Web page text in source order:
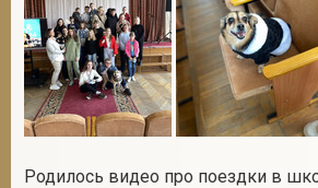
Родилось видео про поездки в